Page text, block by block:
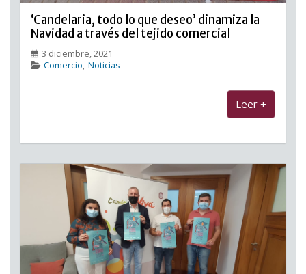
‘Candelaria, todo lo que deseo’ dinamiza la
Navidad a través del tejido comercial
3 diciembre, 2021
Comercio, Noticias
Leer +